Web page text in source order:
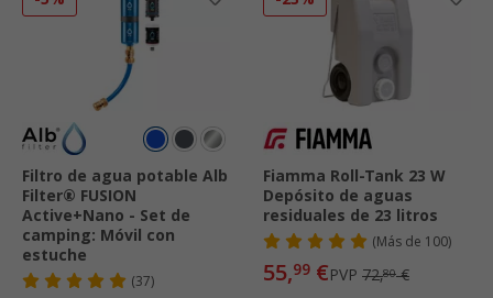
Filtro de agua potable Alb
Filter® FUSION
Active+Nano - Set de
camping: Móvil con
estuche
(37)
Fiamma Roll-Tank 23 W
Depósito de aguas
residuales de 23 litros
( Más de 100)
55,99 €PVP 72,80€